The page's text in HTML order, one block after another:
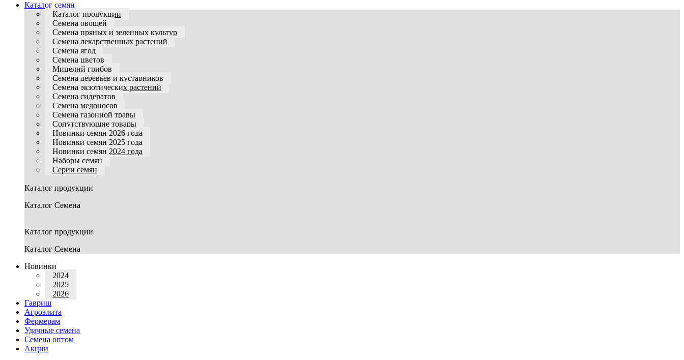
Каталог семян
Каталог продукции
Семена овощей
Семена пряных и зеленных культур
Семена лекарственных растений
Семена ягод
Семена цветов
Мицелий грибов
Семена деревьев и кустарников
Семена экзотических растений
Семена сидератов
Семена медоносов
Семена газонной травы
Сопутствующие товары
Новинки семян 2026 года
Новинки семян 2025 года
Новинки семян 2024 года
Наборы семян
Серии семян
Каталог продукции
Каталог Семена
Каталог продукции
Каталог Семена
Новинки
2024
2025
2026
Гавриш
Агроэлита
Фермерам
Удачные семена
Семена оптом
Акции